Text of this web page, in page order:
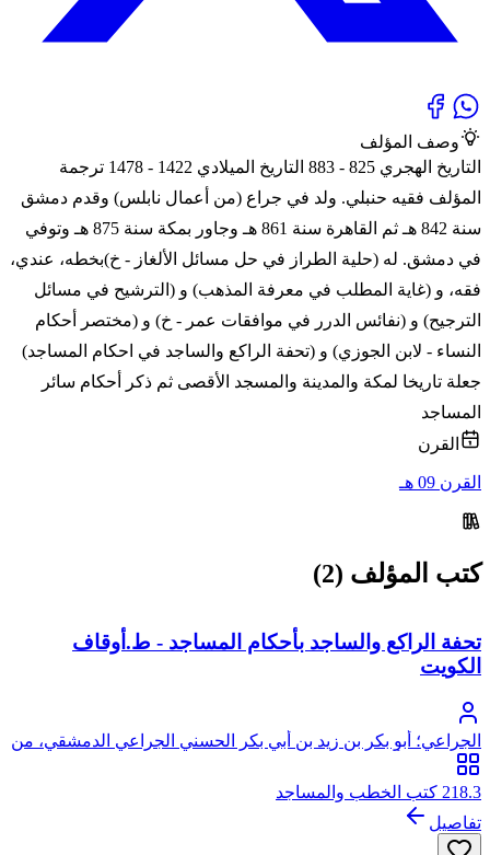
وصف المؤلف
التاريخ الهجري 825 - 883 التاريخ الميلادي 1422 - 1478 ترجمة
المؤلف فقيه حنبلي. ولد في جراع (من أعمال نابلس) وقدم دمشق
سنة 842 هـ ثم القاهرة سنة 861 هـ وجاور بمكة سنة 875 هـ وتوفي
في دمشق. له (حلية الطراز في حل مسائل الألغاز - خ)بخطه، عندي،
فقه، و (غاية المطلب في معرفة المذهب) و (الترشيح في مسائل
الترجيح) و (نفائس الدرر في موافقات عمر - خ) و (مختصر أحكام
النساء - لابن الجوزي) و (تحفة الراكع والساجد في احكام المساجد)
جعلة تاريخا لمكة والمدينة والمسجد الأقصى ثم ذكر أحكام سائر
المساجد
القرن
القرن 09 هـ
كتب المؤلف (2)
تحفة الراكع والساجد بأحكام المساجد - ط.أوقاف
الكويت
الجراعي؛ أبو بكر بن زيد بن أبي بكر الحسني الجراعي الدمشقي، من
ذرية الشيخ أحمد البدوي
218.3 كتب الخطب والمساجد
تفاصيل